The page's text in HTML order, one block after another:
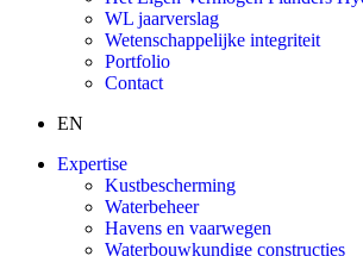
WL jaarverslag
Wetenschappelijke integriteit
Portfolio
Contact
EN
Expertise
Kustbescherming
Waterbeheer
Havens en vaarwegen
Waterbouwkundige constructies